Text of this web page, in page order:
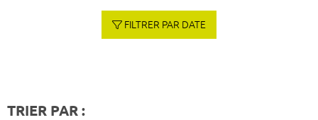
FILTRER PAR DATE
TRIER PAR :